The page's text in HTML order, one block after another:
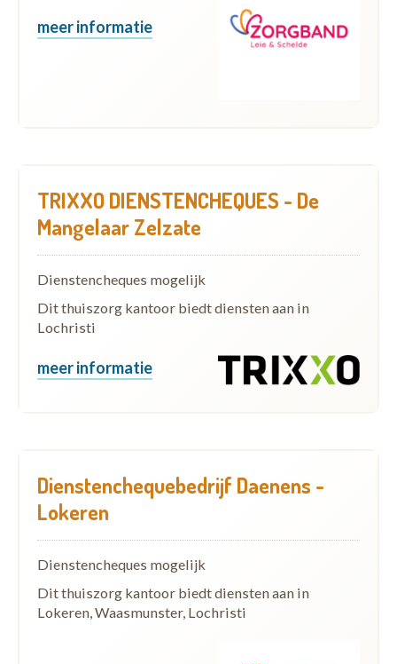
meer informatie
TRIXXO DIENSTENCHEQUES - De
Mangelaar Zelzate
Dienstencheques mogelijk
Dit thuiszorg kantoor biedt diensten aan in
Lochristi
meer informatie
Dienstenchequebedrijf Daenens -
Lokeren
Dienstencheques mogelijk
Dit thuiszorg kantoor biedt diensten aan in
Lokeren, Waasmunster, Lochristi